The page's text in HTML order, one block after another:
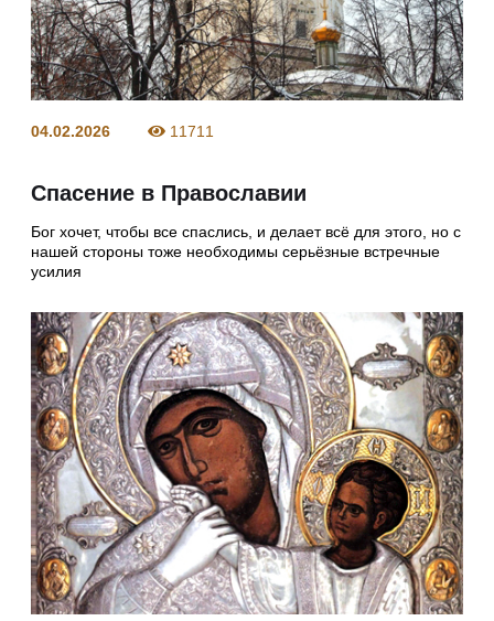
04.02.2026 11711
Спасение в Православии
Бог хочет, чтобы все спаслись, и делает всё для этого, но с
нашей стороны тоже необходимы серьёзные встречные
усилия